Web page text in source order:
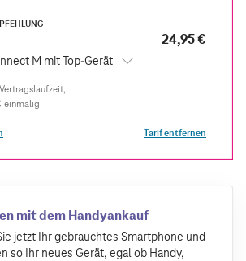
M mit Top-Gerät
24,95 €
einmalig
Tarif entfernen
mit dem Handyankauf
jetzt Ihr gebrauchtes Smartphone und
so Ihr neues Gerät, egal ob Handy,